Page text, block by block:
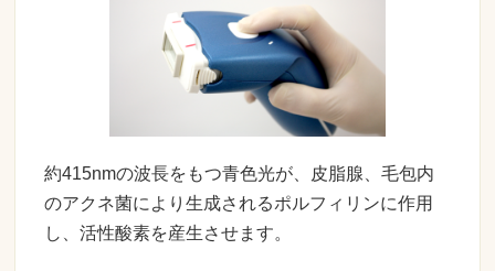
約415nmの波長をもつ青色光が、皮脂腺、毛包内
のアクネ菌により生成されるポルフィリンに作用
し、活性酸素を産生させます。